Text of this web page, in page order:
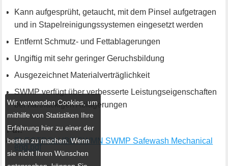
Kann aufgesprüht, getaucht, mit dem Pinsel aufgetragen
und in Stapelreinigungssystemen eingesetzt werden
Entfernt Schmutz- und Fettablagerungen
Ungiftig mit sehr geringer Geruchsbildung
Ausgezeichnet Materialverträglichkeit
SWMP verfügt über verbesserte Leistungseigenschaften
bei hartnäckigen Ablagerungen
Pdf:
ELECTROLUBE SWMN SWMP Safewash Mechanical
Wir verwenden Cookies, um
mithilfe von Statistiken Ihre
Erfahrung hier zu einer der
besten zu machen. Wenn
sie nicht Ihren Wünschen